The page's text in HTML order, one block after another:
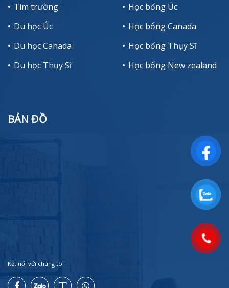
Tìm trường
Du học Úc
Du học Canada
Du học Thụy Sĩ
Học bổng Úc
Học bổng Canada
Học bổng Thụy Sĩ
Học bổng New zealand
BẢN ĐỒ
Kết nối với chúng tôi